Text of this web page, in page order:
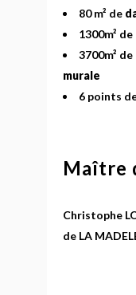
80 m² de
1300m² de
3700m² de
murale
6 points
Maître
Christophe
de LA